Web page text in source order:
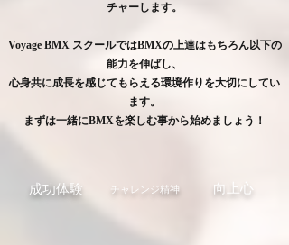
チャーします。
Voyage BMX スクールではBMXの上達はもちろん以下の
能力を伸ばし、
心身共に成長を感じてもらえる環境作りを大切にしてい
ます。
まずは一緒にBMXを楽しむ事から始めましょう！
​成功体験 ​向上心
​チャレンジ精神